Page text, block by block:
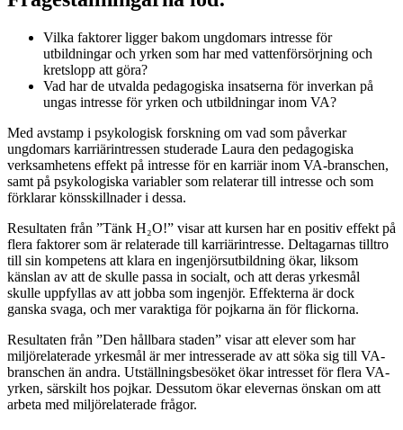
Vilka faktorer ligger bakom ungdomars intresse för
utbildningar och yrken som har med vattenförsörjning och
kretslopp att göra?
Vad har de utvalda pedagogiska insatserna för inverkan på
ungas intresse för yrken och utbildningar inom VA?
Med avstamp i psykologisk forskning om vad som påverkar
ungdomars karriärintressen studerade Laura den pedagogiska
verksamhetens effekt på intresse för en karriär inom VA-branschen,
samt på psykologiska variabler som relaterar till intresse och som
förklarar könsskillnader i dessa.
Resultaten från ”Tänk H₂O!” visar att kursen har en positiv effekt på
flera faktorer som är relaterade till karriärintresse. Deltagarnas tilltro
till sin kompetens att klara en ingenjörsutbildning ökar, liksom
känslan av att de skulle passa in socialt, och att deras yrkesmål
skulle uppfyllas av att jobba som ingenjör. Effekterna är dock
ganska svaga, och mer varaktiga för pojkarna än för flickorna.
Resultaten från ”Den hållbara staden” visar att elever som har
miljörelaterade yrkesmål är mer intresserade av att söka sig till VA-
branschen än andra. Utställningsbesöket ökar intresset för flera VA-
yrken, särskilt hos pojkar. Dessutom ökar elevernas önskan om att
arbeta med miljörelaterade frågor.